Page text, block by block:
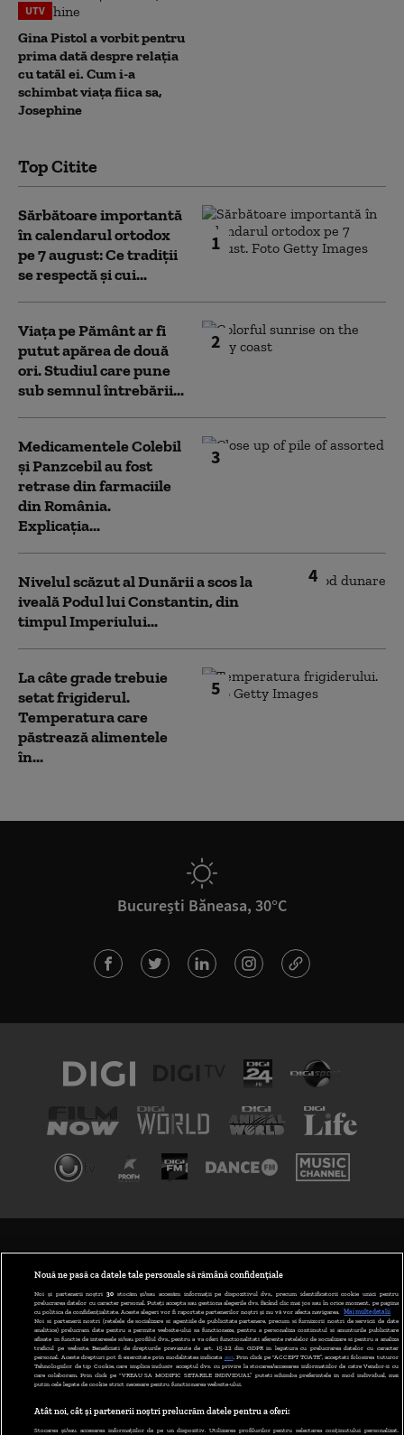
UTV
Gina Pistol a vorbit pentru
prima dată despre relația
cu tatăl ei. Cum i-a
schimbat viața fiica sa,
Josephine
Top Citite
1
Sărbătoare importantă
în calendarul ortodox
pe 7 august: Ce tradiții
se respectă și cui...
2
Viața pe Pământ ar fi
putut apărea de două
ori. Studiul care pune
sub semnul întrebării...
3
Medicamentele Colebil
și Panzcebil au fost
retrase din farmaciile
din România.
Explicația...
4
Nivelul scăzut al Dunării a scos la
iveală Podul lui Constantin, din
timpul Imperiului...
5
La câte grade trebuie
setat frigiderul.
Temperatura care
păstrează alimentele
în...
București Băneasa, 30°C
ABONARE DIGI TV
GESTIONAȚI PREFERINȚELE
CODUL DIGI24
CAMERE WEB
CONTACT/INFO
Nouă ne pasă ca datele tale personale să rămână confidențiale
Noi și partenerii noștri 30stocăm și/sau accesăm informații pe dispozitivul dvs., precum identificatorii cookie unici pentru
prelucrarea datelor cu caracter personal. Puteți accepta sau gestiona alegerile dvs. făcând clic mai jos sau în orice moment, pe pagina
cu politica de confidențialitate. Aceste alegeri vor fi raportate partenerilor noștri și nu vă vor afecta navigarea.
Mai multe detalii
Noi si partenerii nostri (retelele de socializare si agentiile de publicitate partenere, precum si furnizorii nostri de servicii de date
analitice) prelucram date pentru a permite website-ului sa functioneze, pentru a personaliza continutul si anunturile publicitare
afisate in functie de interesele si/sau profilul dvs., pentru a va oferi functionalitati aferente retelelor de socializare si pentru a analiza
traficul pe website. Beneficiati de drepturile prevazute de art. 15-22 din GDPR in legatura cu prelucrarea datelor cu caracter
personal. Aceste drepturi pot fi exercitate prin modalitatea indicata aici. Prin click pe “ACCEPT TOATE”, acceptati folosirea tuturor
Tehnologiilor de tip Cookie, care implica inclusiv acceptul dvs. cu privire la stocarea/accesarea informatiilor de catre Vendor-ii cu
care colaboram. Prin click pe “VREAU SA MODIFIC SETARILE INDIVIDUAL” puteti schimba preferintele in mod individual, mai
putin cele legate de cookie strict necesare pentru functionarea website-ului.
Atât noi, cât și partenerii noștri prelucrăm datele pentru a oferi:
Stocarea și/sau accesarea informațiilor de pe un dispozitiv. Utilizarea profilurilor pentru selectarea conținutului personalizat.